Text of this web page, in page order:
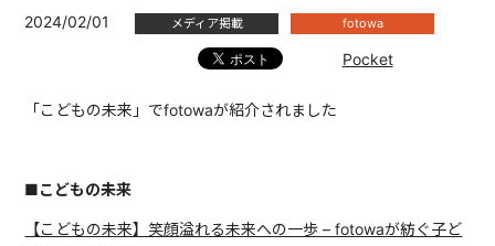
2024/02/01 メディア掲載 fotowa
Pocket
「こどもの未来」でfotowaが紹介されました
■こどもの未来
【こどもの未来】笑顔溢れる未来への一歩 – fotowaが紡ぐ子ど